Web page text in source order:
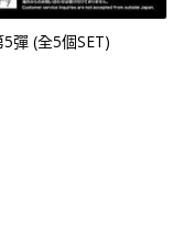
彈 (全5個SET)